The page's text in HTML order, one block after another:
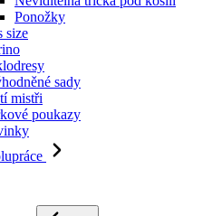
Ponožky
size
sady
mistři
poukazy